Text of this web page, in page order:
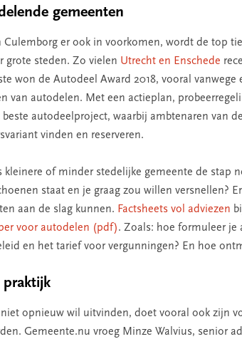
gemeenten
Culemborg er ook in voorkomen, wordt de top
grote steden. Zo vielen Utrecht en Enschede
won de Autodeel Award 2018, vooral vanwege
van autodelen. Met een actieplan,
beste autodeelproject, waarbij ambtenaren van
vinden en reserveren.
kleinere of minder stedelijke gemeente de stap
staat en je graag zou willen versnellen?
aan de slag kunnen. Factsheets vol adviezen
voor autodelen (pdf). Zoals: hoe formuleer je
en het tarief voor vergunningen? En hoe
praktijk
opnieuw wil uitvinden, doet vooral ook zijn
Gemeente.nu vroeg Minze Walvius, senior
‘Persoonlijk leiderschap
begint bij zelfkennis’